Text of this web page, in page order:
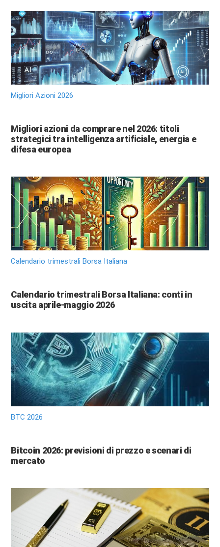
Migliori Azioni 2026
Migliori azioni da comprare nel 2026: titoli
strategici tra intelligenza artificiale, energia e
difesa europea
Calendario trimestrali Borsa Italiana
Calendario trimestrali Borsa Italiana: conti in
uscita aprile-maggio 2026
BTC 2026
Bitcoin 2026: previsioni di prezzo e scenari di
mercato